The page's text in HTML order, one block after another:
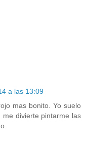
a las 13:09
mas bonito. Yo suelo
divierte pintarme las